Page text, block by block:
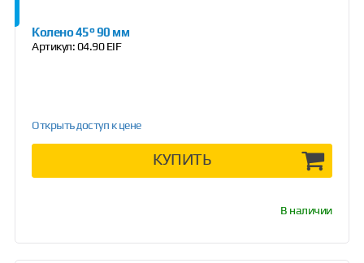
Колено 45° 90 мм
Артикул:04.90 EIF
Открыть доступ к цене
КУПИТЬ
В наличии